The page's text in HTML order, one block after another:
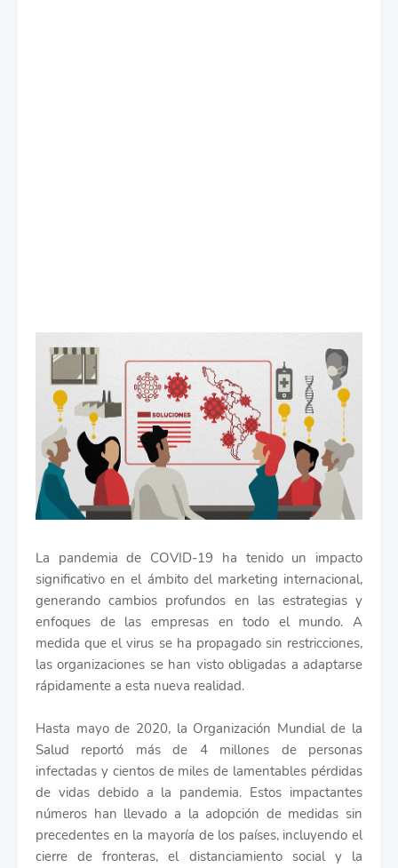
La pandemia de COVID-19 ha tenido un impacto
significativo en el ámbito del marketing internacional,
generando cambios profundos en las estrategias y
enfoques de las empresas en todo el mundo. A
medida que el virus se ha propagado sin restricciones,
las organizaciones se han visto obligadas a adaptarse
rápidamente a esta nueva realidad.
Hasta mayo de 2020, la Organización Mundial de la
Salud reportó más de 4 millones de personas
infectadas y cientos de miles de lamentables pérdidas
de vidas debido a la pandemia. Estos impactantes
números han llevado a la adopción de medidas sin
precedentes en la mayoría de los países, incluyendo el
cierre de fronteras, el distanciamiento social y la